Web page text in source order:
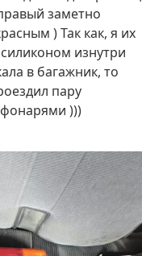
заметно
) Так как, я их
изнутри
в багажник, то
пару
)))